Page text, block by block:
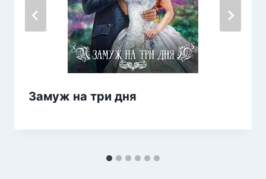
Замуж на три дня